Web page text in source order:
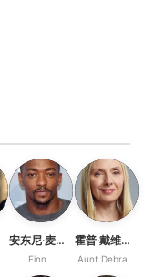
安东尼·麦凯
Finn
霍普·戴维斯
Aunt Debra